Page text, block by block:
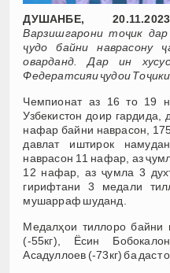
ДУШАНБЕ,
Варзишгарони тоҷик
ҷудо байни наврасону
оварданд. Дар ин
Федератсияи ҷудои
Чемпионат аз 16 то 19
Узбекистон доир
нафар байни наврасон,
давлат иштирок
наврасон 11 нафар, аз
12 нафар, аз ҷумла 3
гирифтани 3 медали
мушарраф шуданд.
Медалҳои тиллоро байни
(-55кг), Ёсин
Асадуллоев (-73кг) ба даст